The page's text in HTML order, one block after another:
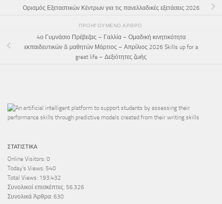
Ορισμός Εξεταστικών Κέντρων για τις πανελλαδικές εξετάσεις 2026
ΠΡΟΗΓΟΎΜΕΝΟ ΆΡΘΡΟ
4ο Γυμνάσιο Πρέβεζας – Γαλλία – Ομαδική κινητικότητα
εκπαιδευτικών & μαθητών Μάρτιος – Απρίλιος 2026 Skills up for a
great life – Δεξιότητες ζωής
ΣΤΑΤΙΣΤΙΚΆ
Online Visitors: 0
Today's Views: 540
Total Views: 193.432
Συνολικοί επισκέπτες: 56.326
Συνολικά Άρθρα: 630